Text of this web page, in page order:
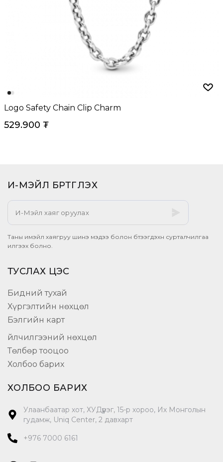
Logo Safety Chain Clip Charm
529.900 ₮
И-МЭЙЛ БҮРТГҮҮЛЭХ​
Таны имэйл хаягруу шинэ мэдээ болон бүтээгдэхүүн сурталчилгаа
илгээх болно.
ТУСЛАХ ЦЭС
Бидний тухай
Хүргэлтийн нөхцөл
Бэлгийн карт
Үйлчилгээний нөхцөл
Төлбөр тооцоо
Холбоо барих
ХОЛБОО БАРИХ
Улаанбаатар хот, ХУДүүрэг, 15-р хороо, Их Монголын
гудамж, Uniq Center, 2 давхарт
+976 7000 6161